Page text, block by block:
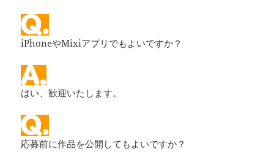
iPhoneやMixiアプリでもよいですか？
はい、歓迎いたします。
応募前に作品を公開してもよいですか？